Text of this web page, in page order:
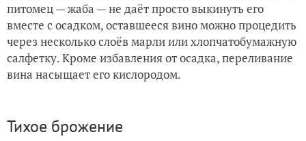
питомец — жаба — не даёт просто выкинуть его
вместе с осадком, оставшееся вино можно процедить
через несколько слоёв марли или хлопчатобумажную
салфетку. Кроме избавления от осадка, переливание
вина насыщает его кислородом.
Тихое брожение